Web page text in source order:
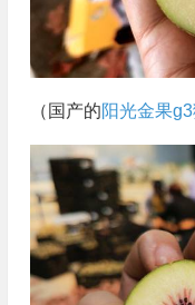
（国产的阳光金果